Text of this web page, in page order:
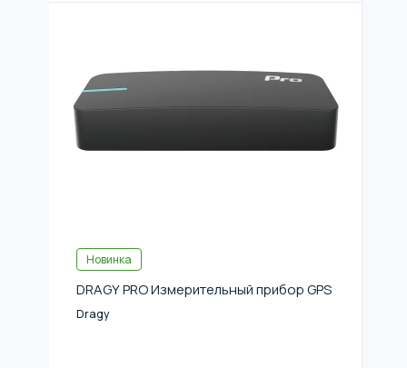
Новинка
DRAGY PRO Измерительный прибор GPS
Dragy